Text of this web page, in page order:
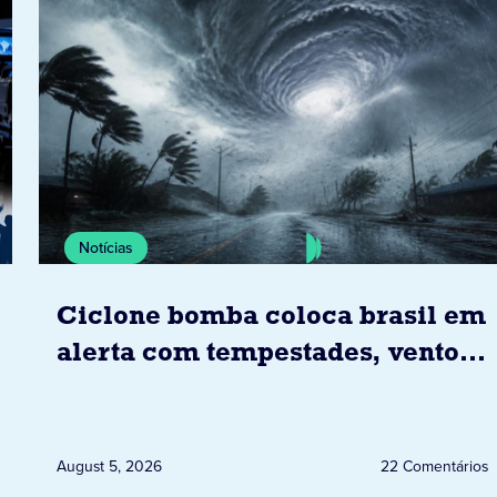
Notícias
Ciclone bomba coloca brasil em
alerta com tempestades, ventos
August 5, 2026 22 Comentários